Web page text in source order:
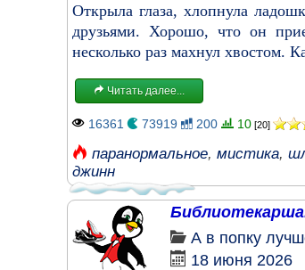
Открыла глаза, хлопнула
друзьями. Хорошо, что он
несколько раз махнул хвостом.
Читать далее...
16361 73919 200 10 [20]
паранормальное, мистика,
джинн
А в попку
18 июня 2026